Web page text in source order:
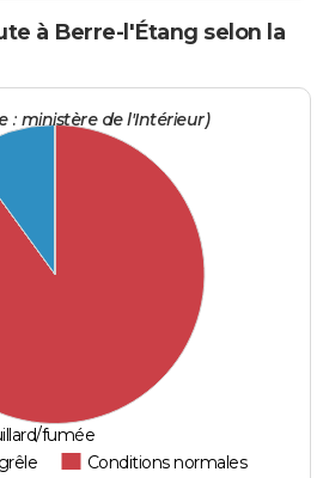
à Berre-l'Étang selon la
: ministère de l'Intérieur)
fumée
Conditions normales